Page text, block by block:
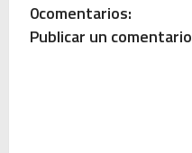
0comentarios:
Publicar un comentario